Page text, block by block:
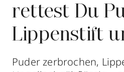
Aktionen
Storefinder
rettest Du
Lippenstift
Puder zerbrochen,